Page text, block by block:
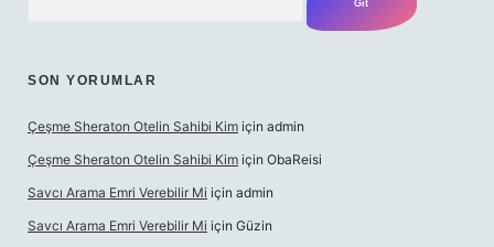
SON YORUMLAR
Çeşme Sheraton Otelin Sahibi Kim için admin
Çeşme Sheraton Otelin Sahibi Kim için ObaReisi
Savcı Arama Emri Verebilir Mi için admin
Savcı Arama Emri Verebilir Mi için Güzin